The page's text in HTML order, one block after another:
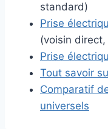
standard)
Prise
(voisin
Prise
Tout savoir
Comparatif
universels